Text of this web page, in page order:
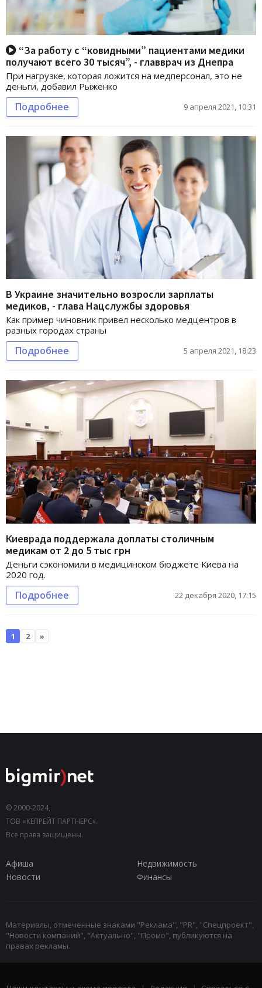
“За работу с “ковидными” пациентами медики
получают всего 30 тысяч”, - главврач из Днепра
При нагрузке, которая ложится на медперсонал, это не
деньги, добавил Рыженко
Подробнее 9 апреля 2021, 10:31
В Украине значительно возросли зарплаты
медиков, - глава Нацслужбы здоровья
Как пример чиновник привел несколько медцентров в
разных городах страны
Подробнее 5 апреля 2021, 18:23
Киеврада поддержала доплаты столичным
медикам от 2 до 5 тыс грн
Деньги сэкономили в медицинском бюджете Киева на
2020 год.
Подробнее 22 декабря 2020, 17:15
1 2 »
© 2000-2024,
ТОВ «КЕПРЕЙТ ПАРТНЕРС».
Все права защищены.
Афиша
Недвижимость
Новости
Финансы
Материалы, отмеченные знаками "Реклама", "PR", "Спецпроект",
"Новости компаний", "Актуально", "Промо", публикуются на
правах рекламы.